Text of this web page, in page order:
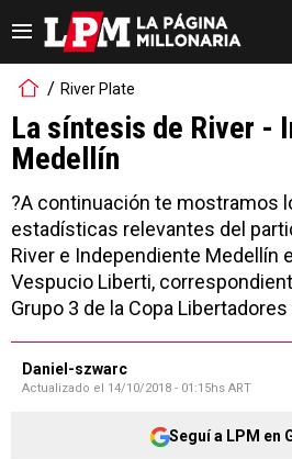
River Plate
La síntesis de River -
Medellín
?A continuación te mostramos
estadísticas relevantes del
River e Independiente Medellín
Vespucio Liberti,
Grupo 3 de la Copa
Daniel-szwarc
Actualizado el 14/10/2018 - 01:15hs ART
Seguí a LPM en